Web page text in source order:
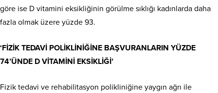
göre ise D vitamini eksikliğinin görülme sıklığı kadınlarda daha
fazla olmak üzere yüzde 93.
‘FİZİK TEDAVİ POLİKLİNİĞİNE BAŞVURANLARIN YÜZDE
74’ÜNDE D VİTAMİNİ EKSİKLİĞİ’
Fizik tedavi ve rehabilitasyon polikliniğine yaygın ağrı ile